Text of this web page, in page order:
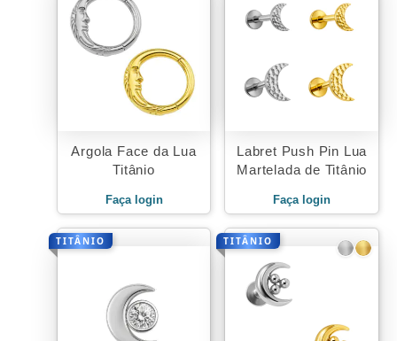
Argola Face da Lua
Titânio
Faça login
Labret Push Pin Lua
Martelada de Titânio
Faça login
TITÂNIO TITÂNIO